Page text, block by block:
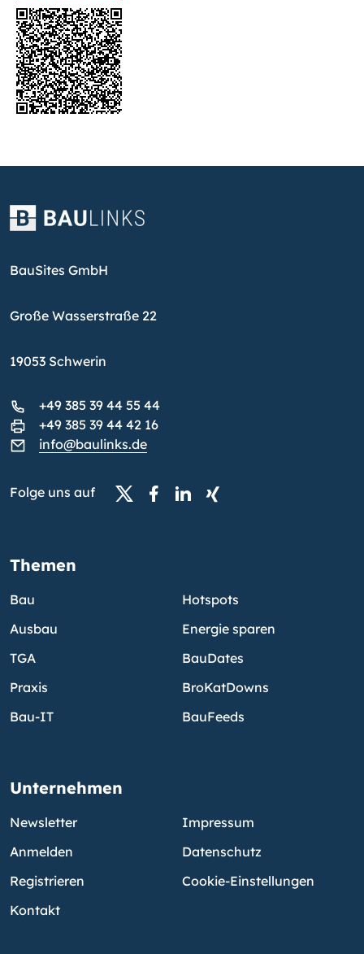
BauSites GmbH
Große Wasserstraße 22
19053 Schwerin
+49 385 39 44 55 44
+49 385 39 44 42 16
info@baulinks.de
Folge uns auf
Themen
Bau
Ausbau
TGA
Praxis
Bau-IT
Hotspots
Energie sparen
BauDates
BroKatDowns
BauFeeds
Unternehmen
Newsletter
Anmelden
Registrieren
Kontakt
Impressum
Datenschutz
Cookie-Einstellungen